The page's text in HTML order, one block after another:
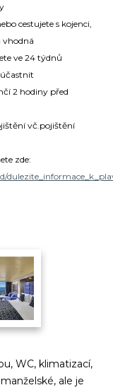
cestujete s kojenci,
vhodná
ve 24 týdnů
2 hodiny před
vč.pojištění
zde:
WC, klimatizací,
ale je